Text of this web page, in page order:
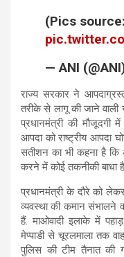
(Pics
— ANI
राज्य सरकार ने
तरीके से लागू की जाने
प्रधानमंत्री की मौजूदगी
आपदा को राष्ट्रीय आपदा
सतीशन का भी कहना है कि
करने में कोई तकनीकी बाधा
प्रधानमंत्री के दौरे को लेकर
व्यवस्था की कमान संभालने
हैं. माओवादी इलाके में
मेप्पाडी से चूरलमाला तक
पुलिस की टीम तैनात की